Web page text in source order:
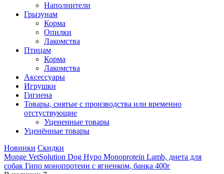
Наполнители
Грызунам
Корма
Опилки
Лакомства
Птицам
Корма
Лакомства
Аксессуары
Игрушки
Гигиена
Товары, снятые с производства или временно
отстуствующие
Уцененные товары
Уценённые товары
Новинки Скидки
Monge VetSolution Dog Hypo Monoprotein Lamb, диета для
собак Гипо монопротеин с ягненком, банка 400г